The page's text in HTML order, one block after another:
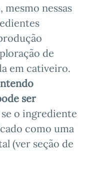
nessas
de
em cativeiro.
ser
se o ingrediente
como uma
(ver seção de